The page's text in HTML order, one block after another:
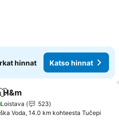
hinnat Katso hinnat
Lisää suosikkeihin
H&m
Loistava
523
Voda, 14.0 km kohteesta Tučepi